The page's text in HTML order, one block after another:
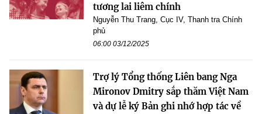
tương lai liêm chính
Nguyễn Thu Trang, Cục IV, Thanh tra Chính
phủ
06:00 03/12/2025
Trợ lý Tổng thống Liên bang Nga
Mironov Dmitry sắp thăm Việt Nam
và dự lễ ký Bản ghi nhớ hợp tác về